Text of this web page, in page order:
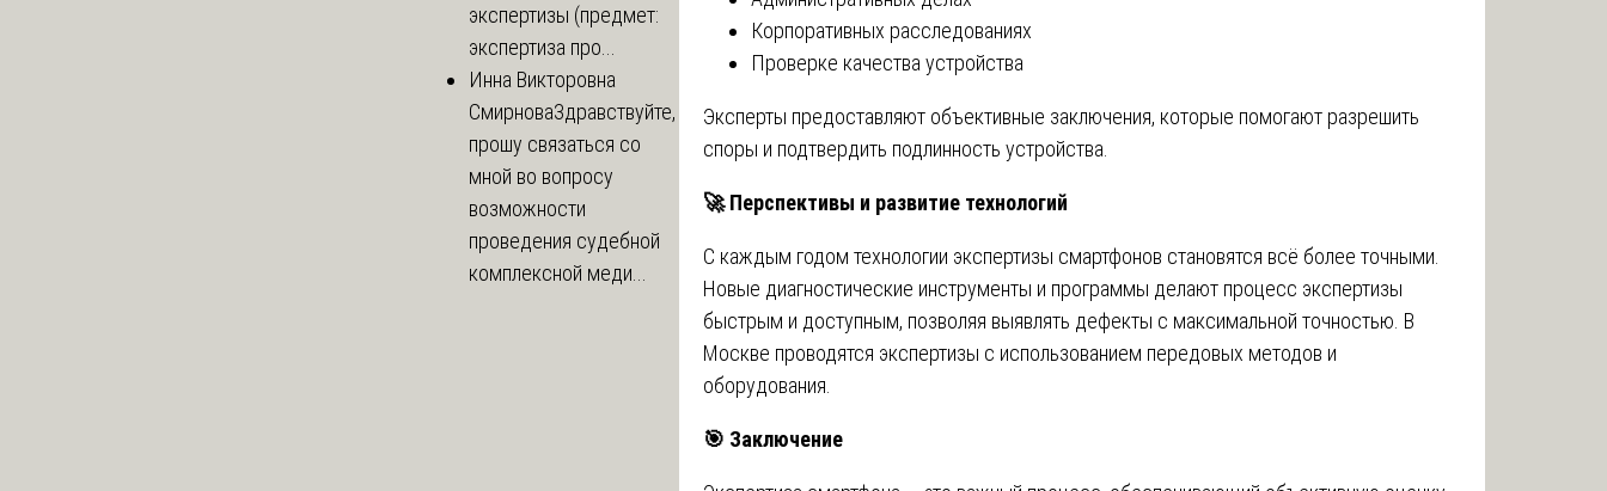
Корпоративных расследованиях
Проверке качества устройства
Эксперты предоставляют объективные заключения, которые помогают разрешить
споры и подтвердить подлинность устройства.
🚀Перспективы и развитие технологий
С каждым годом технологии экспертизы смартфонов становятся всё более точными.
Новые диагностические инструменты и программы делают процесс экспертизы
быстрым и доступным, позволяя выявлять дефекты с максимальной точностью. В
Москве проводятся экспертизы с использованием передовых методов и
оборудования.
🎯 Заключение
экспертизы (предмет:
экспертиза про...
Инна Викторовна
СмирноваЗдравствуйте,
прошу связаться со
мной во вопросу
возможности
проведения судебной
комплексной меди...